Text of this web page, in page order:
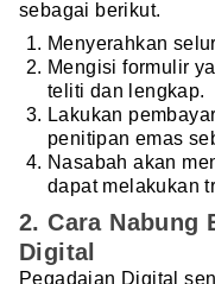
sebagai berikut.
Menyerahkan
Mengisi formulir
teliti dan lengkap.
Lakukan
penitipan emas
Nasabah akan
dapat melakukan
2. Cara Nabung
Digital
Pegadaian Digital